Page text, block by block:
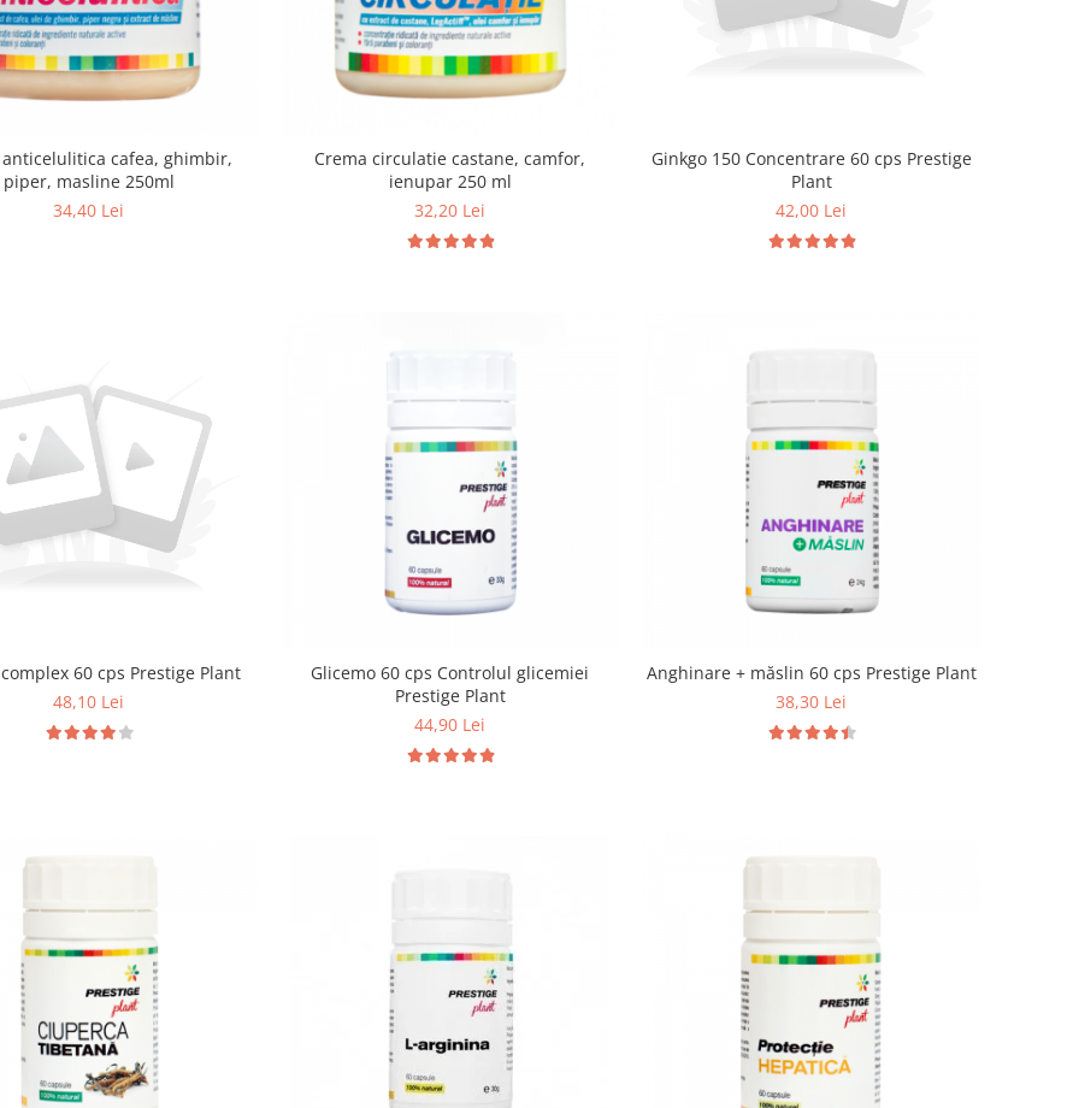
anticelulitica cafea, ghimbir,
piper, masline 250ml
34,40 Lei
Crema circulatie castane, camfor,
ienupar 250 ml
32,20 Lei
Ginkgo 150 Concentrare 60 cps Prestige
Plant
42,00 Lei
Tămâie complex 60 cps Prestige Plant
48,10 Lei
Glicemo 60 cps Controlul glicemiei
Prestige Plant
44,90 Lei
Anghinare + măslin 60 cps Prestige Plant
38,30 Lei